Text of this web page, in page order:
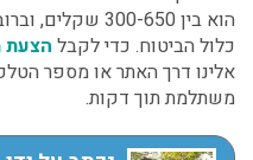
הוא בין 300-
כלול הביטוח. כדי לקבל הצעת
אלינו דרך האתר או מספר
משתלמת תוך דקות.